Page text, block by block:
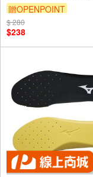
贈OPENPOINT
$ 280
$238